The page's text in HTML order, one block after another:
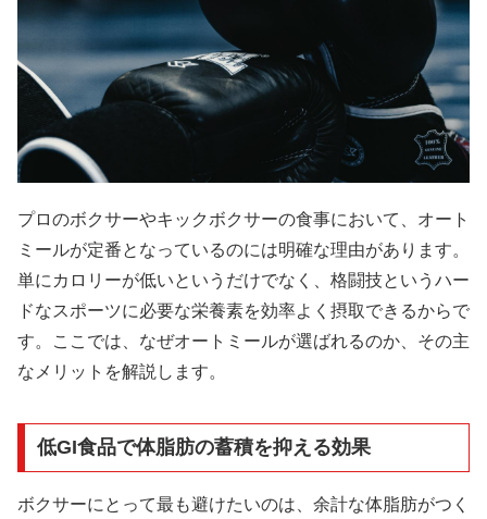
プロのボクサーやキックボクサーの食事において、オート
ミールが定番となっているのには明確な理由があります。
単にカロリーが低いというだけでなく、格闘技というハー
ドなスポーツに必要な栄養素を効率よく摂取できるからで
す。ここでは、なぜオートミールが選ばれるのか、その主
なメリットを解説します。
低GI食品で体脂肪の蓄積を抑える効果
ボクサーにとって最も避けたいのは、余計な体脂肪がつく